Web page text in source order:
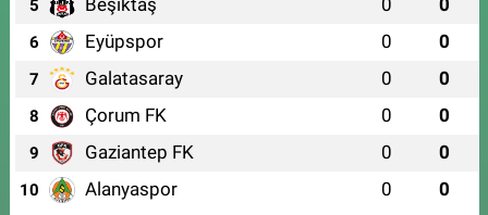
Aydın Eczanesi
İSTİKLAL MAH. İSTİKLAL CAD. NO:3(HÜRRİYET MEYDANI)
5
6 Eyüpspor 0 0
7 Galatasaray 0 0
8 Çorum FK 0 0
9 Gaziantep FK 0 0
10 Alanyaspor 0 0